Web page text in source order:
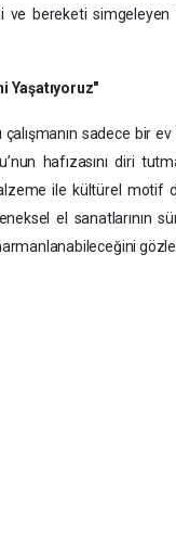
ve bereketi simgeleyen
Yaşatıyoruz"
sadece bir
hafızasını diri
ile kültürel motif
el sanatlarının